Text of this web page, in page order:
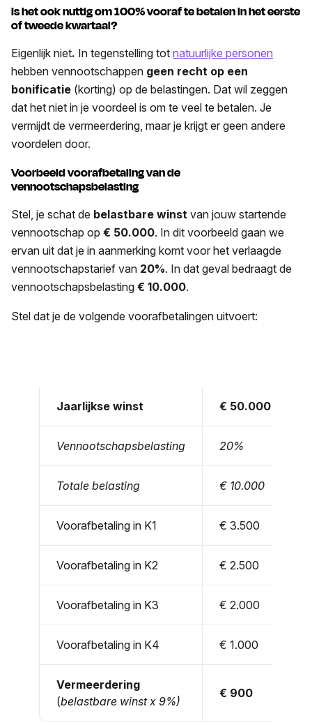
Is het ook nuttig om 100% vooraf te betalen in het eerste
of tweede kwartaal?
Eigenlijk niet. In tegenstelling tot natuurlijke personen
hebben vennootschappen geen recht op een
bonificatie (korting) op de belastingen. Dat wil zeggen
dat het niet in je voordeel is om te veel te betalen. Je
vermijdt de vermeerdering, maar je krijgt er geen andere
voordelen door.
Voorbeeld voorafbetaling van de
vennootschapsbelasting
Stel, je schat de belastbare winst van jouw startende
vennootschap op € 50.000. In dit voorbeeld gaan we
ervan uit dat je in aanmerking komt voor het verlaagde
vennootschapstarief van 20%. In dat geval bedraagt de
vennootschapsbelasting € 10.000.
Stel dat je de volgende voorafbetalingen uitvoert:
Jaarlijkse winst € 50.000
Vennootschapsbelasting 20%
Totale belasting € 10.000
Voorafbetaling in K1 € 3.500
Voorafbetaling in K2 € 2.500
Voorafbetaling in K3 € 2.000
Voorafbetaling in K4 € 1.000
Vermeerdering
(belastbare winst x 9%)
€ 900